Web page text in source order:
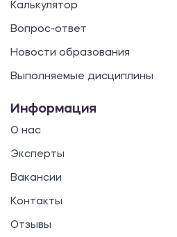
Калькулятор
Вопрос-ответ
Новости образования
Выполняемые дисциплины
Информация
О нас
Эксперты
Вакансии
Контакты
Отзывы